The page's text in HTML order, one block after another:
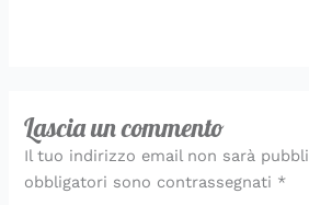
Lascia un commento
Il tuo indirizzo email non sarà
obbligatori sono contrassegnati *